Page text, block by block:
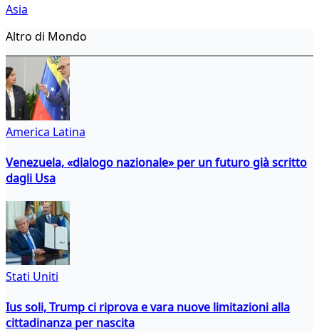
Asia
Altro di Mondo
America Latina
Venezuela, «dialogo nazionale» per un futuro già scritto
dagli Usa
Stati Uniti
Ius soli, Trump ci riprova e vara nuove limitazioni alla
cittadinanza per nascita